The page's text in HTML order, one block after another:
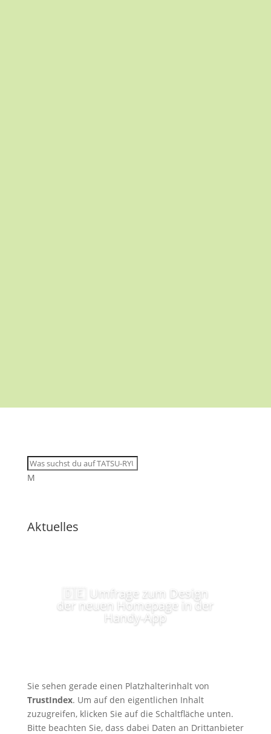
M
Aktuelles
🇩🇪 Umfrage zum Design
der neuen Homepage in der
Handy-App
Sie sehen gerade einen Platzhalterinhalt von
TrustIndex. Um auf den eigentlichen Inhalt
zuzugreifen, klicken Sie auf die Schaltfläche unten.
Bitte beachten Sie, dass dabei Daten an Drittanbieter